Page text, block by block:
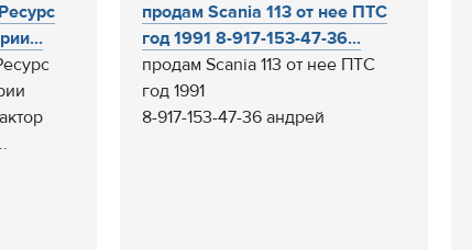
продам Scania 113 от нее ПТС
год 1991 8-917-153-47-36...
продам Scania 113 от нее ПТС
год 1991
8-917-153-47-36 андрей